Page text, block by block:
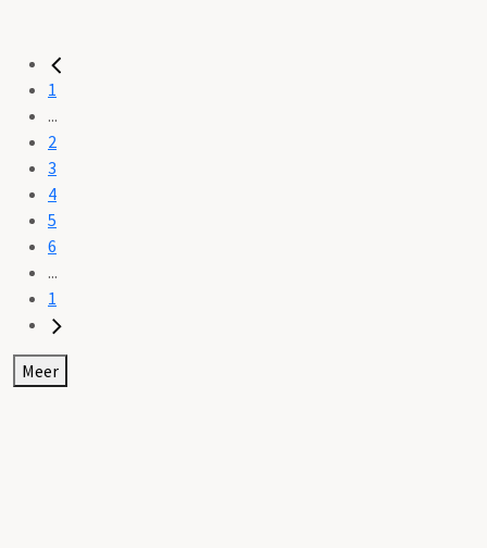
1
...
2
3
4
5
6
...
1
Meer